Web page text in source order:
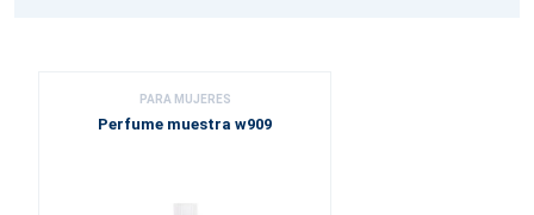
PARA MUJERES
Perfume muestra w909